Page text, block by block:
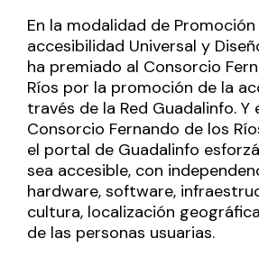
En la modalidad de Promoción
accesibilidad Universal y
ha premiado al Consorcio
Ríos por la promoción de la
través de la Red Guadalinfo. Y
Consorcio Fernando de los
el portal de Guadalinfo
sea accesible, con
hardware, software,
cultura, localización
de las personas usuarias.